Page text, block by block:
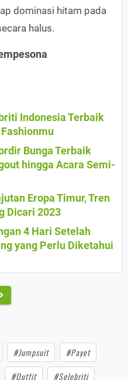
dominasi hitam pada
halus.
Indonesia Terbaik
Bunga Terbaik
hingga Acara Semi-
Eropa Timur, Tren
Dicari 2023
4 Hari Setelah
yang Perlu Diketahui
#Jumpsuit
#Payet
#Outfit #Selebriti